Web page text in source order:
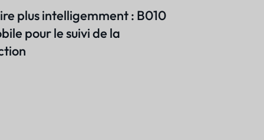
plus intelligemment : B010
pour le suivi de la